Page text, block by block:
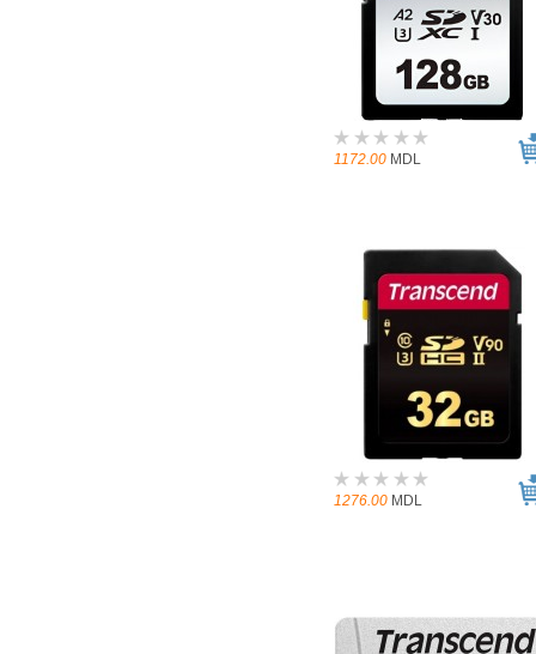
1172.00 MDL
1276.00 MDL